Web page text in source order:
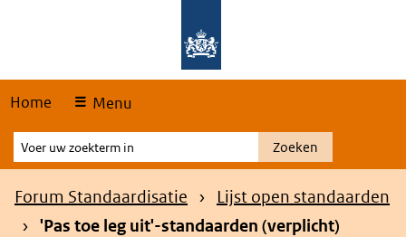
Home Menu
Voer
uw
zoekterm
Zoeken
Kruimelpad
Forum Standaardisatie
Lijst open standaarden
'Pas toe leg uit'-standaarden (verplicht)